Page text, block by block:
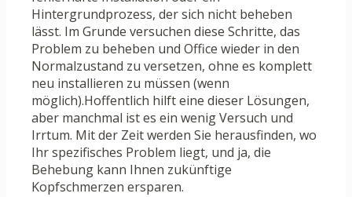
Hintergrundprozess, der sich nicht beheben
lässt. Im Grunde versuchen diese Schritte, das
Problem zu beheben und Office wieder in den
Normalzustand zu versetzen, ohne es komplett
neu installieren zu müssen (wenn
möglich).Hoffentlich hilft eine dieser Lösungen,
aber manchmal ist es ein wenig Versuch und
Irrtum. Mit der Zeit werden Sie herausfinden, wo
Ihr spezifisches Problem liegt, und ja, die
Behebung kann Ihnen zukünftige
Kopfschmerzen ersparen.